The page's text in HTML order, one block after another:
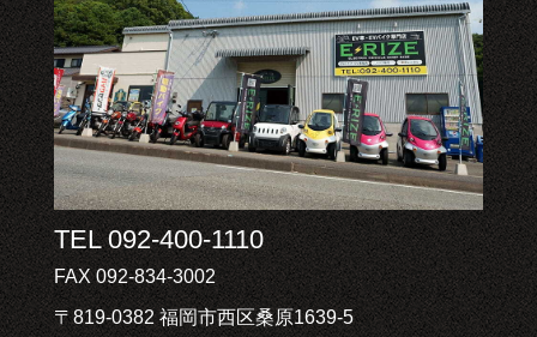
TEL 092-400-1110
FAX 092-834-3002
〒819-0382 福岡市西区桑原1639-5